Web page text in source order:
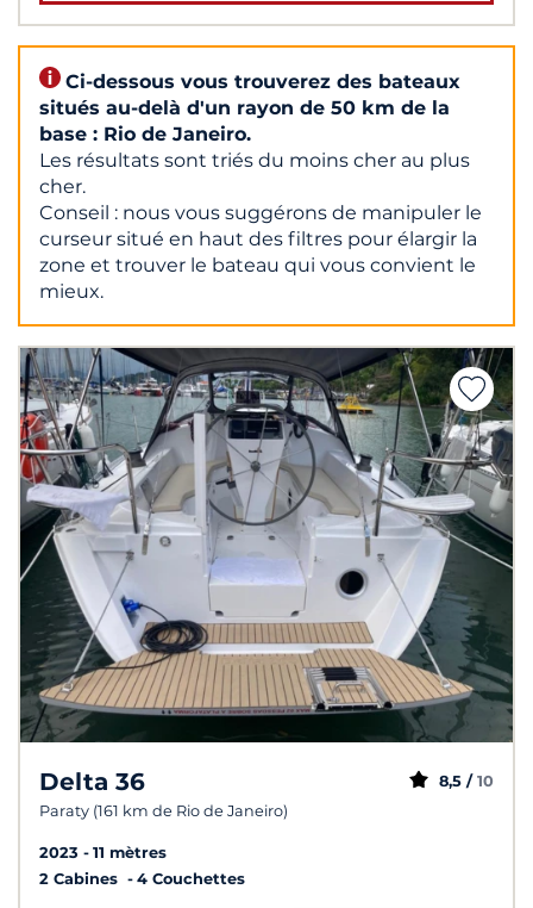
Ci-dessous vous trouverez des bateaux
situés au-delà d'un rayon de 50 km de la
base : Rio de Janeiro.
Les résultats sont triés du moins cher au plus
cher.
Conseil : nous vous suggérons de manipuler le
curseur situé en haut des filtres pour élargir la
zone et trouver le bateau qui vous convient le
mieux.
Delta 36
Paraty (161 km de Rio de Janeiro)
8,5 / 10
2023
11 mètres
2 Cabines
4 Couchettes